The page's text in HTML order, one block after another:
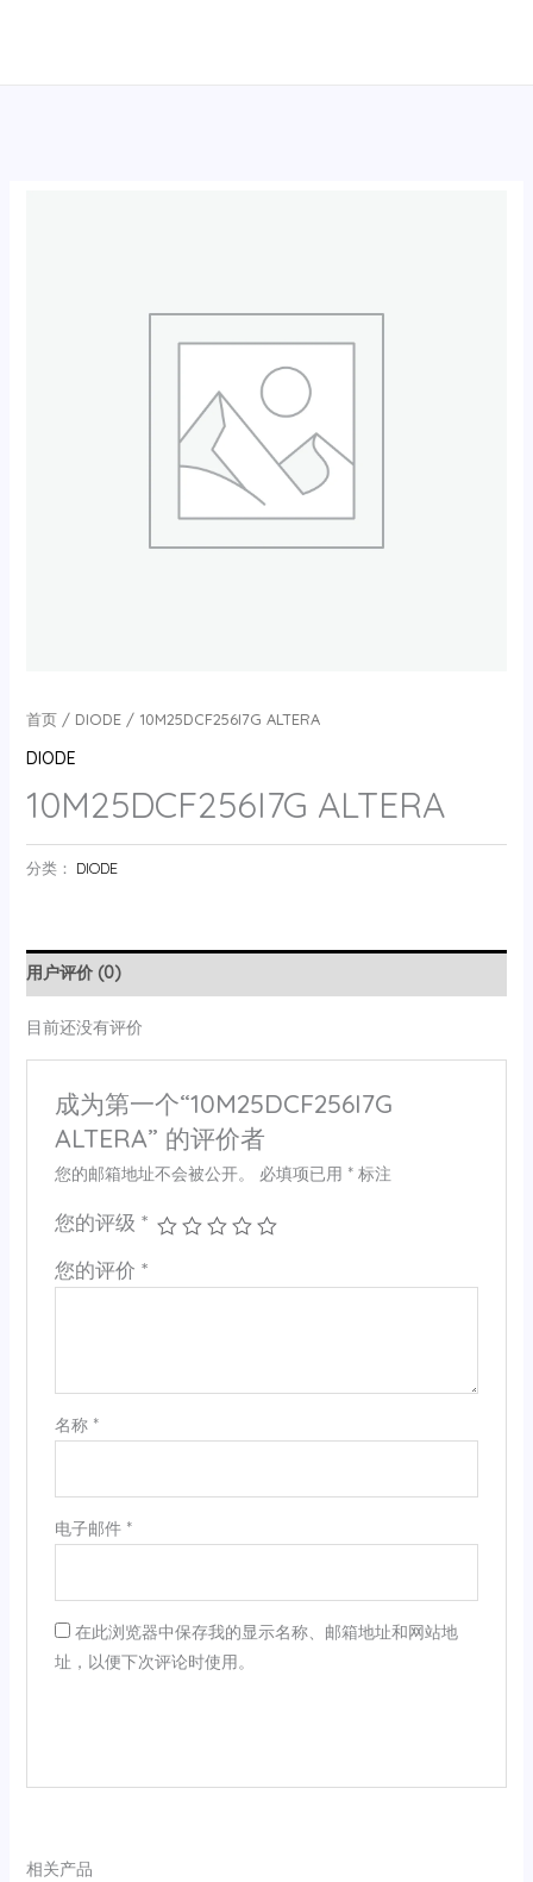
首页/ DIODE/ 10M25DCF256I7G ALTERA
DIODE
10M25DCF256I7G ALTERA
分类： DIODE
用户评价 (0)
目前还没有评价
成为第一个“10M25DCF256I7G
ALTERA” 的评价者
您的邮箱地址不会被公开。 必填项已用 *标注
您的评级 *
您的评价 *
名称 *
电子邮件 *
在此浏览器中保存我的显示名称、邮箱地址和网站地
址，以便下次评论时使用。
相关产品